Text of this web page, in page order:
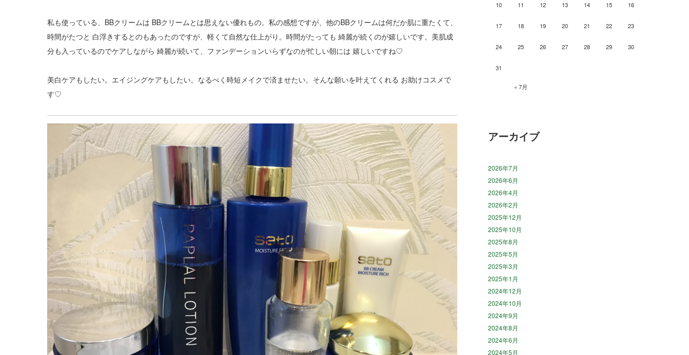
私も使っている、BBクリームは BBクリームとは思えない優れもの。私の感想ですが、他のBBクリームは何だか肌に重たくて、
時間がたつと 白浮きするとのもあったのですが、軽くて自然な仕上がり。時間がたっても 綺麗が続くのが嬉しいです。美肌成
分も入っているのでケアしながら 綺麗が続いて、ファンデーションいらずなのが忙しい朝には 嬉しいですね♡
美白ケアもしたい。エイジングケアもしたい。なるべく時短メイクで済ませたい。そんな願いを叶えてくれる お助けコスメで
す♡
« 7月
10 11 12 13 14 15 16
17 18 19 20 21 22 23
24 25 26 27 28 29 30
31
アーカイブ
2026年7月
2026年6月
2026年4月
2026年2月
2025年12月
2025年10月
2025年8月
2025年5月
2025年3月
2025年1月
2024年12月
2024年10月
2024年9月
2024年8月
2024年6月
2024年5月